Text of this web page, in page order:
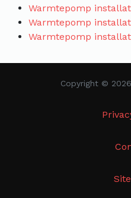
Warmtepomp
Warmtepomp
Warmtepomp
Copyright ©